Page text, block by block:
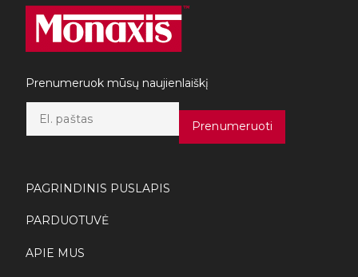
Prenumeruok mūsų naujienlaiškį
a
*
Prenumeruoti
PAGRINDINIS PUSLAPIS
PARDUOTUVĖ
APIE MUS